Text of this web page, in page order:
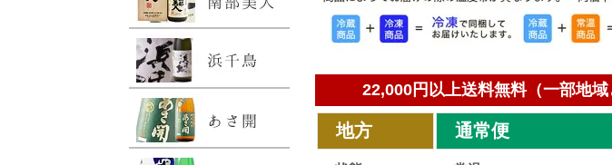
22,000円以上送料無料（一部地
地方 通常便